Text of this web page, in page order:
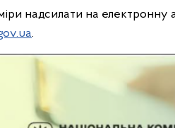
надсилати на електронну
.